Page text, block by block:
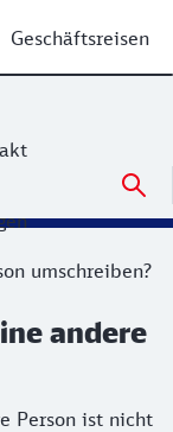
Geschäftsreisen
umschreiben?
andere
Person ist nicht